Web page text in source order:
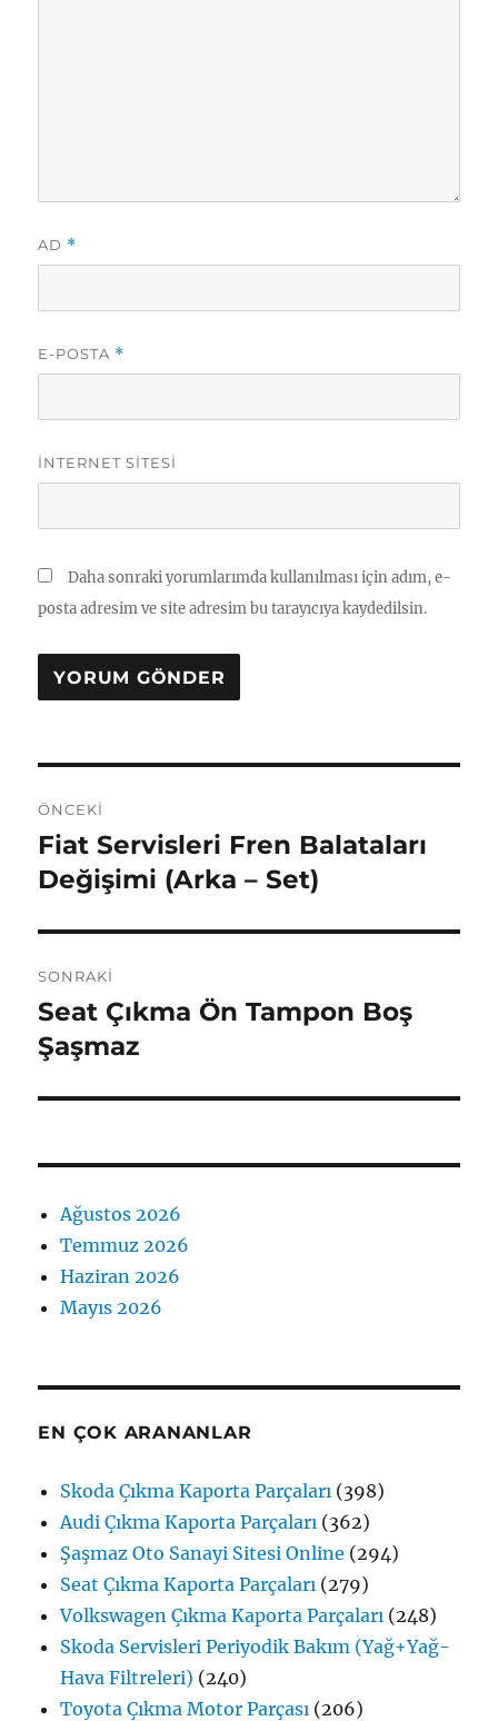
AD *
E-POSTA *
İNTERNET SITESI
Daha sonraki yorumlarımda kullanılması için adım, e-
posta adresim ve site adresim bu tarayıcıya kaydedilsin.
gezinmesi
ÖNCEKI
Önceki
yazı:
Fiat Servisleri Fren Balataları
Değişimi (Arka – Set)
SONRAKI
Sonraki
yazı:
Seat Çıkma Ön Tampon Boş
Şaşmaz
Ağustos 2026
Temmuz 2026
Haziran 2026
Mayıs 2026
EN ÇOK ARANANLAR
Skoda Çıkma Kaporta Parçaları (398)
Audi Çıkma Kaporta Parçaları (362)
Şaşmaz Oto Sanayi Sitesi Online (294)
Seat Çıkma Kaporta Parçaları (279)
Volkswagen Çıkma Kaporta Parçaları (248)
Skoda Servisleri Periyodik Bakım (Yağ+Yağ-
Hava Filtreleri) (240)
Toyota Çıkma Motor Parçası (206)